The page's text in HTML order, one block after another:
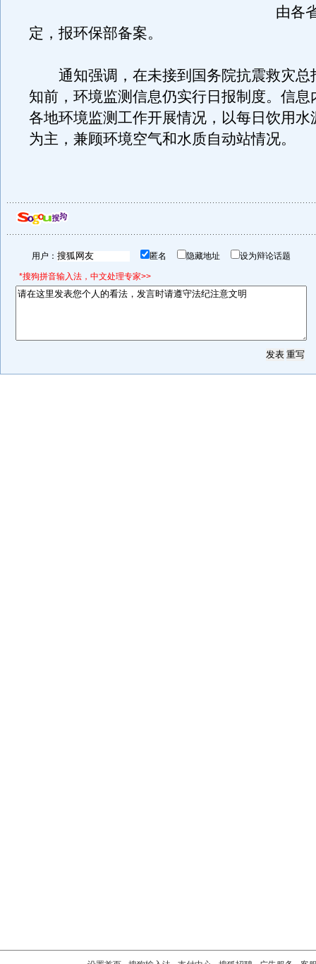
由各
定，报环保部备案。
通知强调，在未接到国务院抗震救灾总
知前，环境监测信息仍实行日报制度。信息
各地环境监测工作开展情况，以每日饮用水
为主，兼顾环境空气和水质自动站情况。
用户： 匿名 隐藏地址 设为辩论话题
*搜狗拼音输入法，中文处理专家>>